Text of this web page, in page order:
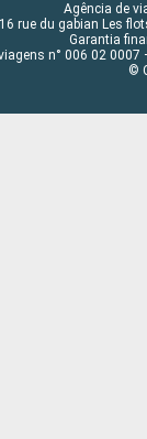
Agência de
16 rue du gabian Les
Garantia
n° 006 02 0007
©